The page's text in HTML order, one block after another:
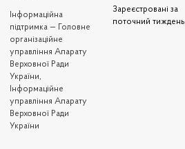
Iнформаційна
підтримка — Головне
організаційне
управління Апарату
Верховної Ради
України,
Інформаційне
управління Апарату
Верховної Ради
України
Зареєстровані за
поточний тиждень